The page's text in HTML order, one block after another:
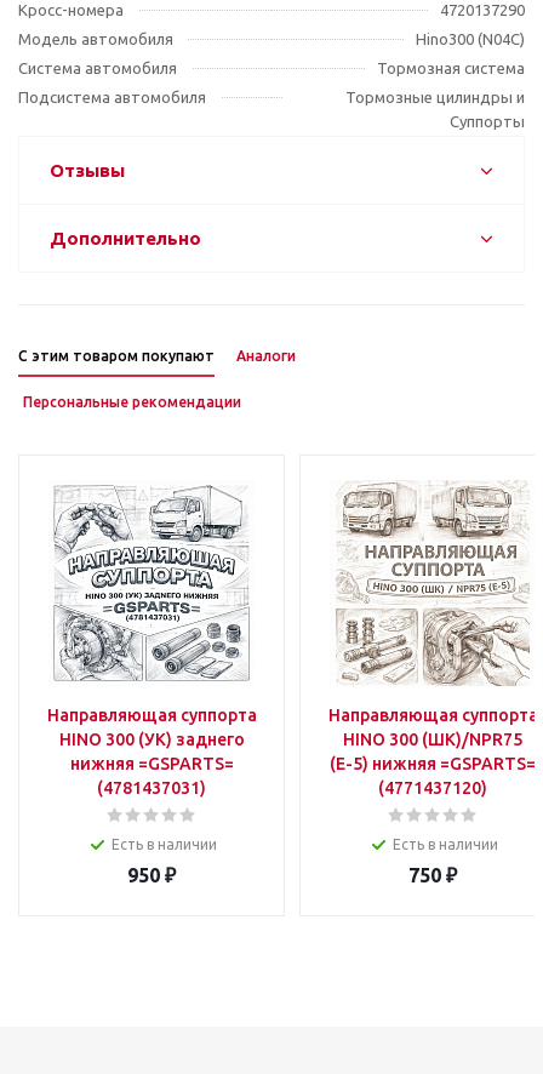
Кросс-номера
4720137290
Модель автомобиля
Hino300 (N04C)
Система автомобиля
Тормозная система
Подсистема автомобиля
Тормозные цилиндры и
Суппорты
Отзывы
Дополнительно
С этим товаром покупают Аналоги
Персональные рекомендации
Направляющая суппорта
HINO 300 (УК) заднего
нижняя =GSPARTS=
(4781437031)
Есть в наличии
950 ₽
Направляющая суппорта
HINO 300 (ШК)/NPR75
(Е-5) нижняя =GSPARTS=
(4771437120)
Есть в наличии
750 ₽